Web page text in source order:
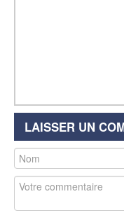
LAISSER UN